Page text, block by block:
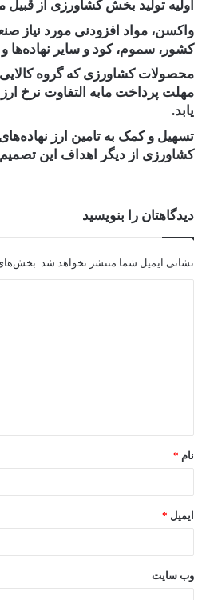
اولیه تولید بخش کشاورزی از قبیل
واکسن، مواد افزودنی مورد نیاز
کشور، سموم، کود و سایر نهاده‌ها
یابد.
تسهیل و کمک به تامین ارز
کشاورزی از دیگر اهداف این
دیدگاهتان را بنویسید
نشانی ایمیل شما منتشر نخواهد شد. بخش‌های
نام *
ایمیل *
وب‌ سایت